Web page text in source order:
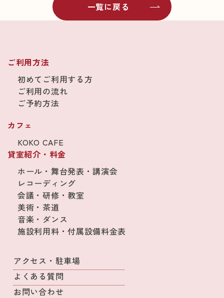
一覧に戻る
ご利用方法
初めてご利用する方
ご利用の流れ
ご予約方法
カフェ
KOKO CAFE
貸室紹介・料金
ホール・舞台発表・講演会
レコーディング
会議・研修・教室
美術・茶道
音楽・ダンス
施設利用料・付属設備料金表
アクセス・駐車場
よくある質問
お問い合わせ